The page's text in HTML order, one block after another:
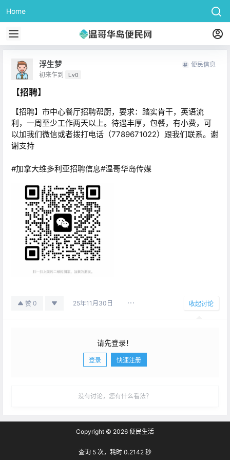
Home
浮生梦
初来乍到 Lv0
便民信息
【招聘】
【招聘】市中心餐厅招聘帮厨，要求：踏实肯干，英语流
利，一周至少工作两天以上。待遇丰厚，包餐，有小费，可
以加我们微信或者拨打电话（7789671022）跟我们联系。谢
谢支持
#加拿大维多利亚招聘信息#温哥华岛传媒
赞 0 25年11月30日 收起讨论
请先登录！
登录 快速注册
没有讨论，您有什么看法？
Copyright © 2026 便民生活
查询 5 次，耗时 0.2142 秒